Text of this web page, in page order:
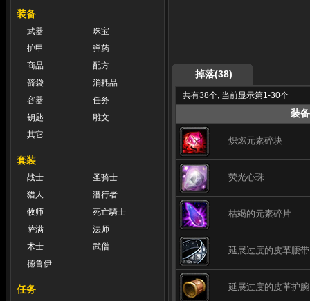
装备
武器
珠宝
护甲
弹药
商品
配方
箭袋
消耗品
容器
任务
钥匙
雕文
其它
套装
战士
圣骑士
猎人
潜行者
牧师
死亡騎士
萨满
法师
术士
武僧
德鲁伊
任务
掉落(38)
共有38个, 当前显示第1-30个
装备
炽燃元素碎块
荧光心珠
枯竭的元素碎片
延展过度的皮革腰带
延展过度的皮革护腕